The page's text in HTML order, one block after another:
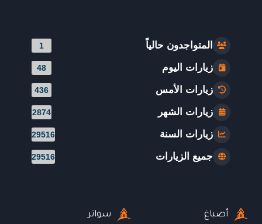
المتواجدون حالياً 1
زيارات اليوم 48
زيارات الأمس 436
زيارات الشهر 2874
زيارات السنة 29516
جميع الزيارات 29516
أصباغ سواتر